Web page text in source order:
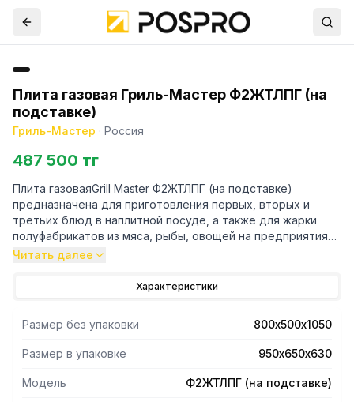
Плита газовая Гриль-Мастер Ф2ЖТЛПГ (на
подставке)
Гриль-Мастер · Россия
487 500 тг
Плита газоваяGrill Master Ф2ЖТЛПГ (на подставке)
предназначена для приготовления первых, вторых и
третьих блюд в наплитной посуде, а также для жарки
полуфабрикатов из мяса, рыбы, овощей на предприятиях
общественного питания самостоятельно или в составе
- Две горелки 'двойная корона' с системой раздельной
регулировки горения внутреннего и внешнего колец
пламени.
- Подставка разборная с полкой из нержавеющей стали
Читать далее
Характеристики
Размер без упаковки 800х500х1050
Размер в упаковке 950х650х630
Модель Ф2ЖТЛПГ (на подставке)